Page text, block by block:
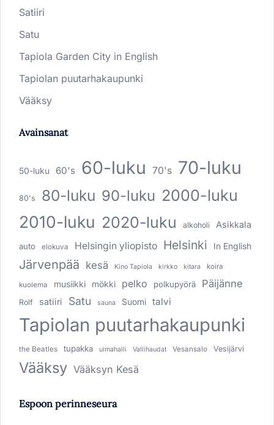
Satiiri
Satu
Tapiola Garden City in English
Tapiolan puutarhakaupunki
Vääksy
Avainsanat
50-luku 60's 60-luku 70's 70-luku
80's 80-luku 90-luku 2000-luku
2010-luku 2020-luku alkoholi Asikkala
auto elokuva Helsingin yliopisto Helsinki In English
Järvenpää kesä Kino Tapiola kirkko kitara koira
kuolema musiikki mökki pelko polkupyörä Päijänne
Rolf satiiri Satu sauna Suomi talvi
Tapiolan puutarhakaupunki
the Beatles tupakka uimahalli Vallihaudat Vesansalo Vesijärvi
Vääksy Vääksyn Kesä
Espoon perinneseura